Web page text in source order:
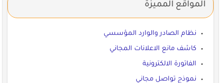
المواقع المميزة
نظام الصادر والوارد المؤسسي
كاشف مانع الاعلانات المجاني
الفاتورة الالكترونية
نموذج تواصل مجاني